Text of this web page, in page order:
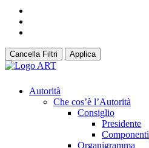
Cancella Filtri Applica
Autorità
Che cos’è l’Autorità
Consiglio
Presidente
Componenti
Organigramma